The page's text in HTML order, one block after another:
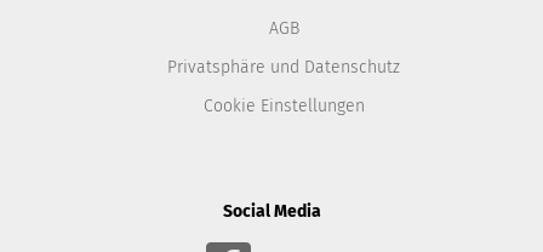
AGB
Privatsphäre und Datenschutz
Cookie Einstellungen
Social Media